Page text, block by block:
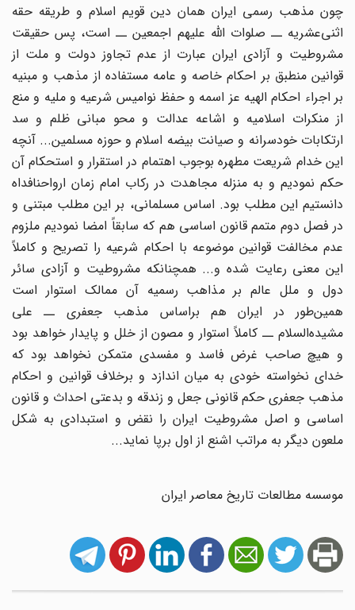
چون‌ مذهب‌ رسمی‌ ایران‌ همان‌ دین‌ قویم‌ اسلام‌ و طریقه‌ حقه‌
اثنی‌عشریه‌ ــ صلوات‌ الله‌ علیهم‌ اجمعین ــ است‌، پس‌ حقیقت‌
مشروطیت‌ و آزادی‌ ایران‌ عبارت‌ از عدم‌ تجاوز دولت‌ و ملت‌ از
قوانین‌ منطبق‌ بر احکام‌ خاصه‌ و عامه‌ مستفاده‌ از مذهب‌ و مبنیه‌
بر اجراء احکام‌ الهیه‌ عز اسمه‌ و حفظ‌ نوامیس‌ شرعیه‌ و ملیه‌ و منع‌
از منکرات‌ اسلامیه‌ و اشاعه‌ عدالت‌ و محو مبانی‌ ظلم‌ و سد
ارتکابات‌ خودسرانه‌ و صیانت‌ بیضه‌ اسلام‌ و حوزه‌ مسلمین‌... آنچه‌
این‌ خدام‌ شریعت‌ مطهره‌ بوجوب‌ اهتمام‌ در استقرار و استحکام‌ آن‌
حکم‌ نمودیم‌ و به‌ منزله‌ مجاهدت‌ در رکاب‌ امام‌ زمان‌ ارواحنافداه‌
دانستیم‌ این‌ مطلب‌ بود. اساس‌ مسلمانی‌، بر این‌ مطلب‌ مبتنی‌ و
در فصل‌ دوم‌ متمم‌ قانون‌ اساسی‌ هم‌ که‌ سابقاً امضا نمودیم‌ ملزوم‌
عدم‌ مخالفت‌ قوانین‌ موضوعه‌ با احکام‌ شرعیه‌ را تصریح‌ و کاملاً
این‌ معنی‌ رعایت‌ شده‌ و... همچنانکه‌ مشروطیت‌ و آزادی‌ سائر
دول‌ و ملل‌ عالم‌ بر مذاهب‌ رسمیه‌ آن‌ ممالک‌ استوار است‌
همین‌طور در ایران‌ هم‌ براساس‌ مذهب‌ جعفری‌ ــ علی‌
مشیده‌السلام‌ ــ کاملاً استوار و مصون‌ از خلل‌ و پایدار خواهد بود
و هیچ‌ صاحب‌ غرض‌ فاسد و مفسدی‌ متمکن‌ نخواهد بود که‌
خدای‌ نخواسته‌ خودی‌ به‌ میان‌ اندازد و برخلاف‌ قوانین‌ و احکام‌
مذهب‌ جعفری‌ حکم‌ قانونی‌ جعل‌ و زندقه‌ و بدعتی‌ احداث‌ و قانون‌
اساسی‌ و اصل‌ مشروطیت‌ ایران‌ را نقض‌ و استبدادی‌ به‌ شکل‌
ملعون‌ دیگر به‌ مراتب‌ اشنع‌ از اول‌ برپا نماید...
موسسه مطالعات تاریخ معاصر ایران